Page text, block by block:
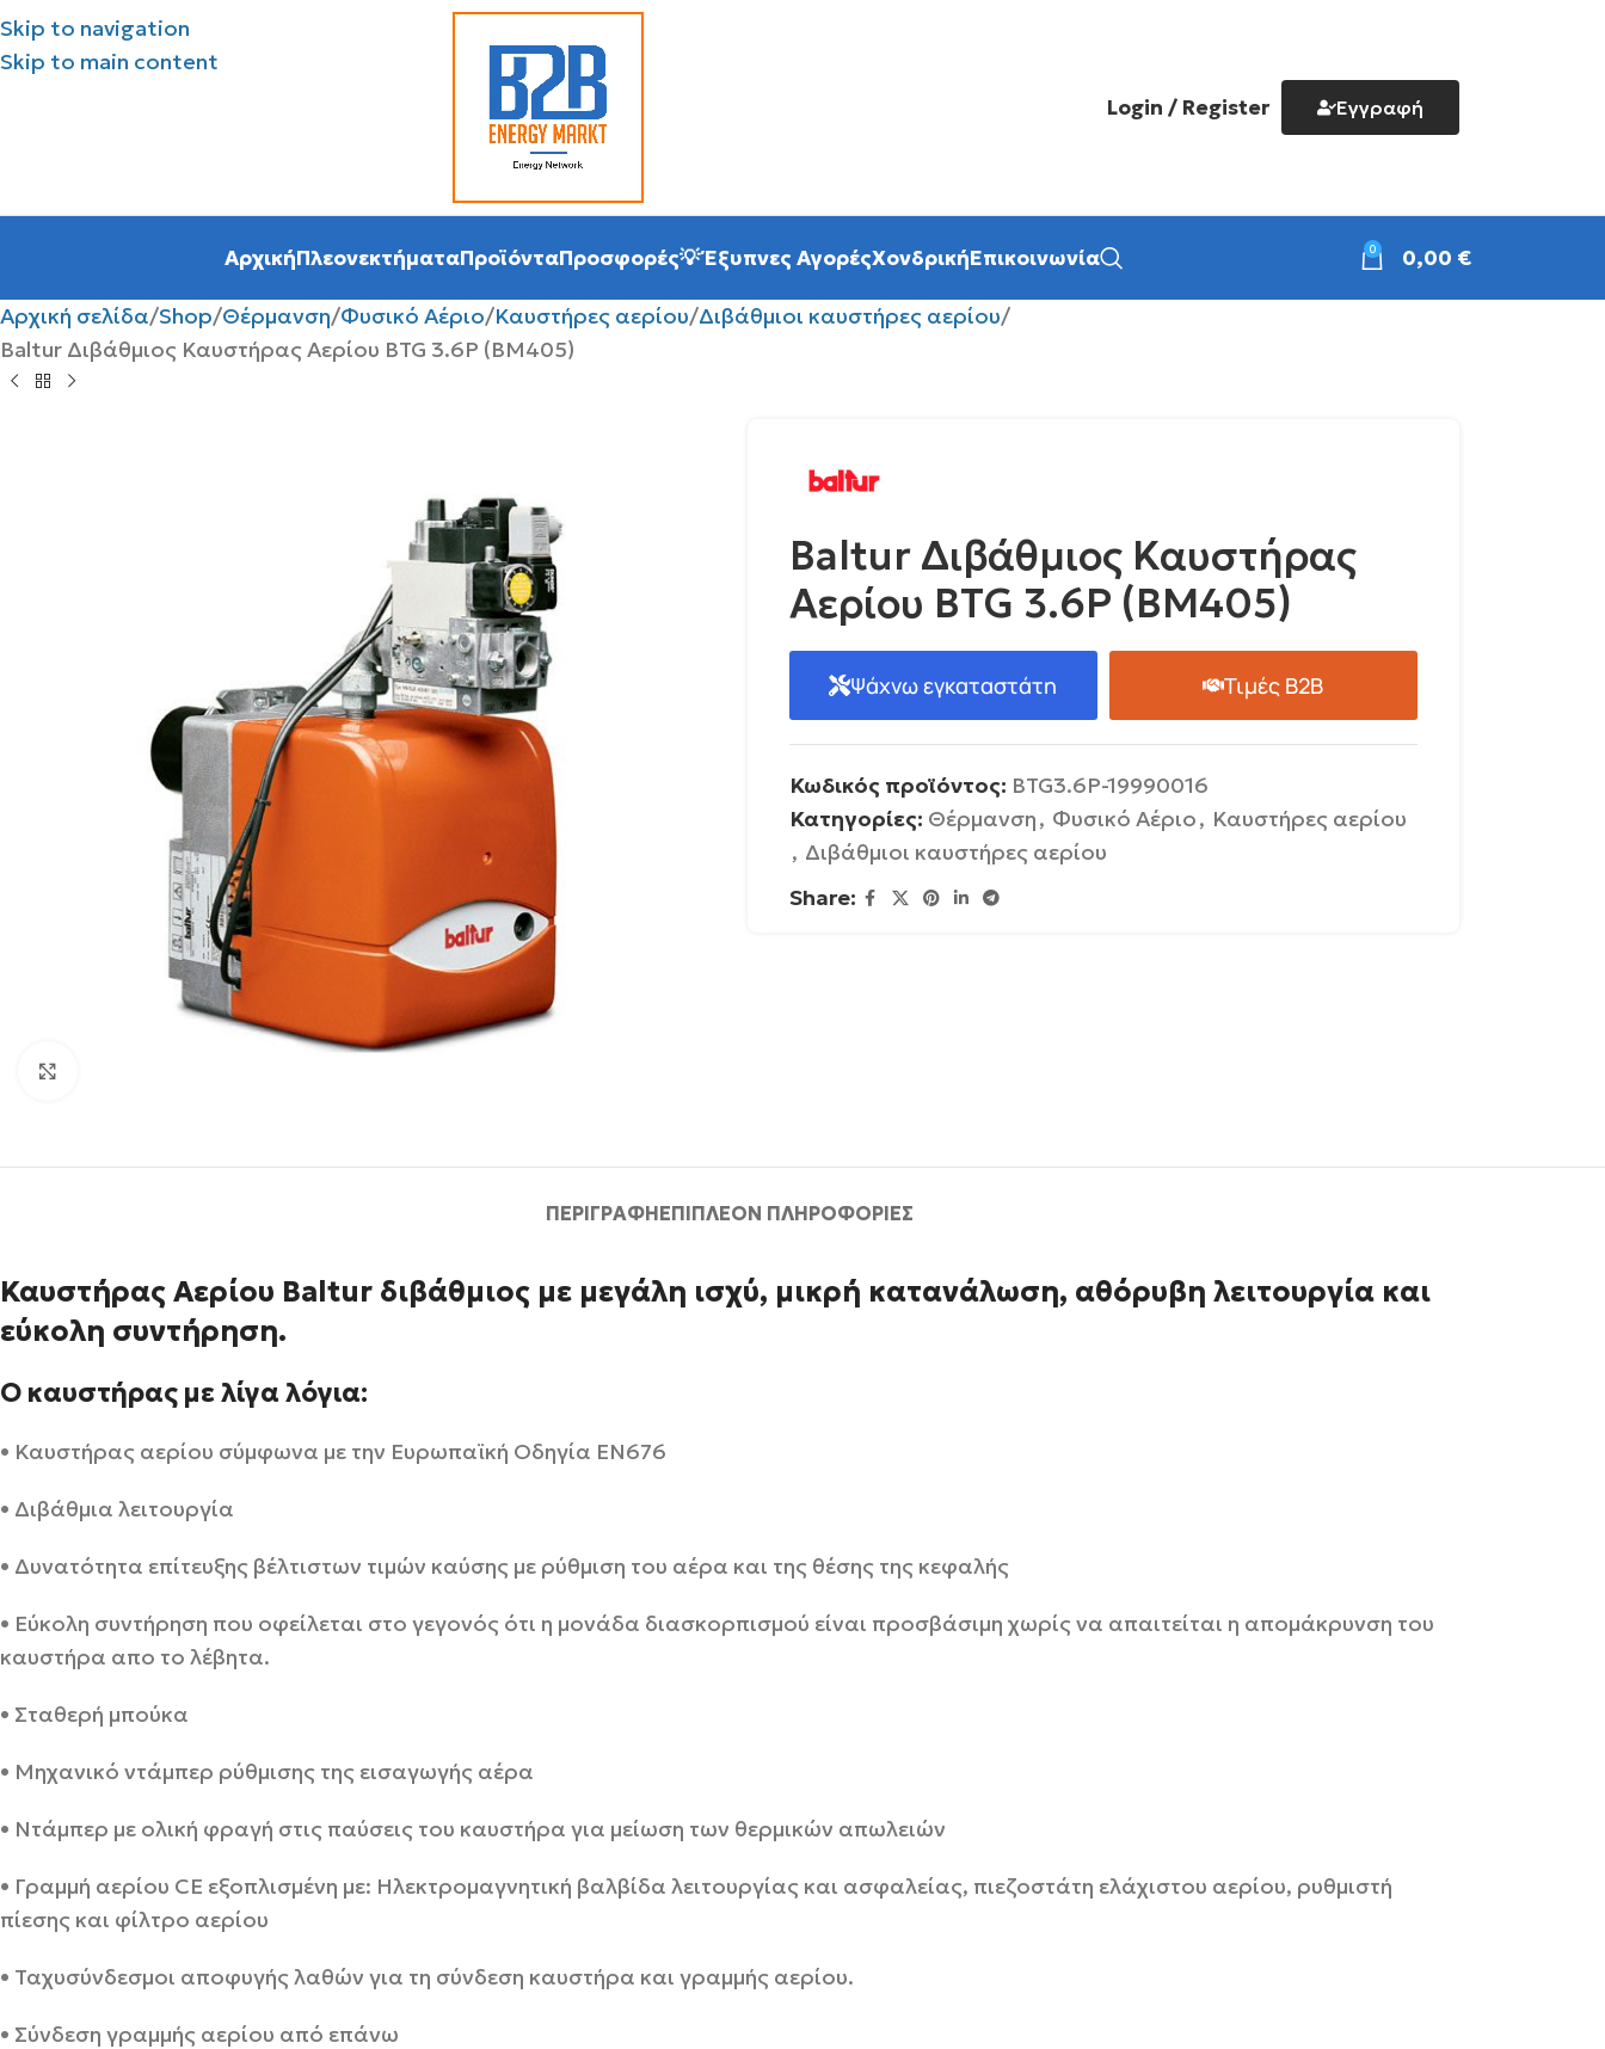
Skip to navigation
Skip to main content
Login / Register Εγγραφή
ΑρχικήΠλεονεκτήματαΠροϊόνταΠροσφορές💡 Έξυπνες ΑγορέςΧονδρικήΕπικοινωνία 0 0,00 €
Αρχική σελίδα Shop Θέρμανση Φυσικό Αέριο Καυστήρες αερίου Διβάθμιοι καυστήρες αερίου
Baltur Διβάθμιος Καυστήρας Αερίου BTG 3.6P (BM405)
Baltur Διβάθμιος Καυστήρας
Αερίου BTG 3.6P (BM405)
Ψάχνω εγκαταστάτη Τιμές B2B
Κωδικός προϊόντος: BTG3.6P-19990016
Κατηγορίες: Θέρμανση, Φυσικό Αέριο, Καυστήρες αερίου
, Διβάθμιοι καυστήρες αερίου
Share:
ΠΕΡΙΓΡΑΦΉΕΠΙΠΛΈΟΝ ΠΛΗΡΟΦΟΡΊΕΣ
Καυστήρας Αερίου Baltur διβάθμιος με μεγάλη ισχύ, μικρή κατανάλωση, αθόρυβη λειτουργία και
εύκολη συντήρηση.
Ο καυστήρας με λίγα λόγια:
• Καυστήρας αερίου σύμφωνα με την Ευρωπαϊκή Οδηγία ΕΝ676
• Διβάθμια λειτουργία
• Δυνατότητα επίτευξης βέλτιστων τιμών καύσης με ρύθμιση του αέρα και της θέσης της κεφαλής
• Εύκολη συντήρηση που οφείλεται στο γεγονός ότι η μονάδα διασκορπισμού είναι προσβάσιμη χωρίς να απαιτείται η απομάκρυνση του
καυστήρα απο το λέβητα.
• Σταθερή μπούκα
• Μηχανικό ντάμπερ ρύθμισης της εισαγωγής αέρα
• Ντάμπερ με ολική φραγή στις παύσεις του καυστήρα για μείωση των θερμικών απωλειών
• Γραμμή αερίου CE εξοπλισμένη με: Ηλεκτρομαγνητική βαλβίδα λειτουργίας και ασφαλείας, πιεζοστάτη ελάχιστου αερίου, ρυθμιστή
πίεσης και φίλτρο αερίου
• Ταχυσύνδεσμοι αποφυγής λαθών για τη σύνδεση καυστήρα και γραμμής αερίου.
• Σύνδεση γραμμής αερίου από επάνω